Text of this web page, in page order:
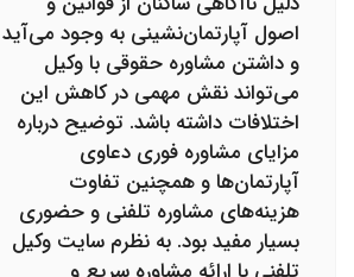
اصول آپارتمان‌نشینی به وجود می‌آید
و داشتن مشاوره حقوقی با وکیل
می‌تواند نقش مهمی در کاهش این
اختلافات داشته باشد. توضیح درباره
مزایای مشاوره فوری دعاوی
آپارتمان‌ها و همچنین تفاوت
هزینه‌های مشاوره تلفنی و حضوری
بسیار مفید بود. به نظرم سایت وکیل